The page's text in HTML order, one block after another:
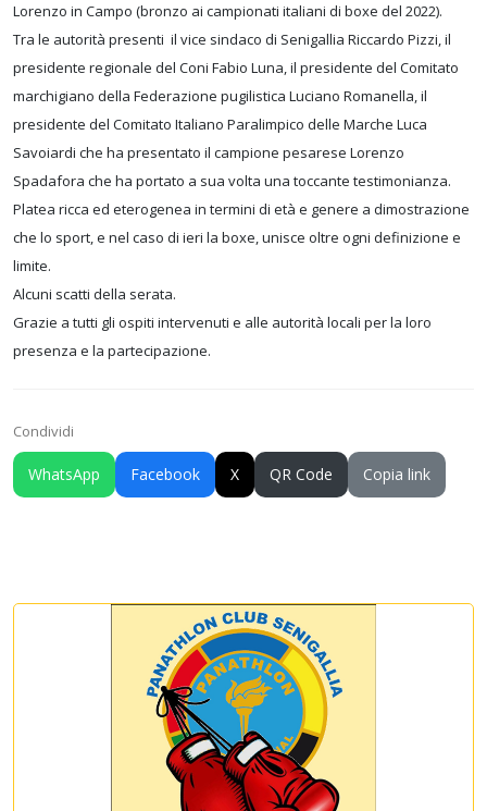
Lorenzo in Campo (bronzo ai campionati italiani di boxe del 2022).
Tra le autorità presenti il vice sindaco di Senigallia Riccardo Pizzi, il
presidente regionale del Coni Fabio Luna, il presidente del Comitato
marchigiano della Federazione pugilistica Luciano Romanella, il
presidente del Comitato Italiano Paralimpico delle Marche Luca
Savoiardi che ha presentato il campione pesarese Lorenzo
Spadafora che ha portato a sua volta una toccante testimonianza.
Platea ricca ed eterogenea in termini di età e genere a dimostrazione
che lo sport, e nel caso di ieri la boxe, unisce oltre ogni definizione e
limite.
Alcuni scatti della serata.
Grazie a tutti gli ospiti intervenuti e alle autorità locali per la loro
presenza e la partecipazione.
Condividi
WhatsApp Facebook X QR Code Copia link